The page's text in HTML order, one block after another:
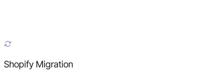
Shopify Migration